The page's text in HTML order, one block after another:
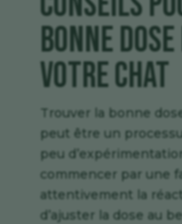
bonne dose
votre chat
Trouver la bonne
peut être un
peu
commencer par une
attentivement la
d’ajuster la dose au